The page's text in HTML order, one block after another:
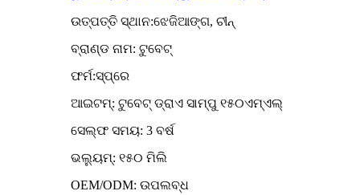
ଉତ୍ପତ୍ତି ସ୍ଥାନ:ଝେଜିଆଙ୍ଗ, ଚୀନ୍
ବ୍ରାଣ୍ଡ ନାମ: ଟୁବେଟ୍
ଫର୍ମ:ସ୍ପ୍ରେ
ଆଇଟମ୍: ଟୁବେଟ୍ ଡ୍ରାଏ ସାମ୍ପୁ ୧୫୦ଏମ୍ଏଲ୍
ସେଲ୍ଫ ସମୟ: 3 ବର୍ଷ
ଭଲ୍ୟୁମ୍: ୧୫୦ ମିଲି
OEM/ODM: ଉପଲବ୍ଧ